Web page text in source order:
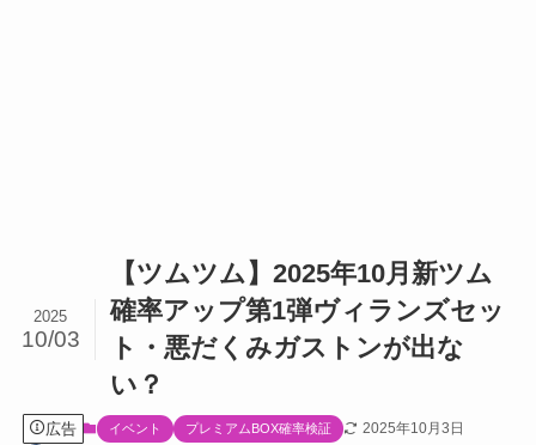
【ツムツム】2025年10月新ツム
確率アップ第1弾ヴィランズセッ
ト・悪だくみガストンが出な
い？
2025
10/03
広告 イベント プレミアムBOX確率検証
2025年10月3日